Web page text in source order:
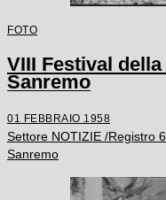
FOTO
VIII Festival
Sanremo
01 FEBBRAIO 1958
Settore NOTIZIE /Registro
Sanremo